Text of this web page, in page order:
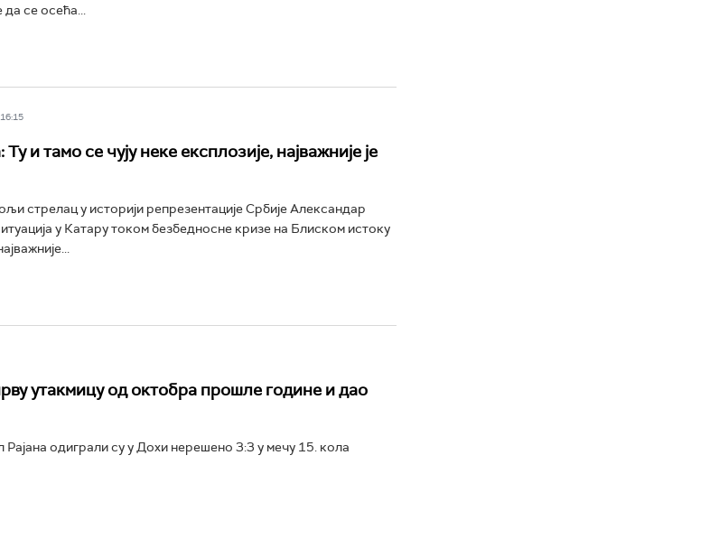
да се осећа...
и тамо се чују неке експлозије, најважније је
стрелац у историји репрезентације Србије Александар
у Катару током безбедносне кризе на Блиском истоку
утакмицу од октобра прошле године и дао
одиграли су у Дохи нерешено 3:3 у мечу 15. кола